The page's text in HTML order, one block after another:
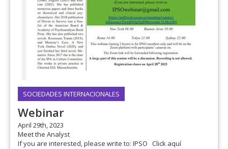
SOCIEDADES INTERNACIONALES
Webinar
April 29th, 2023
Meet the Analyst
If you are interested, please write to: IPSO Click aquí